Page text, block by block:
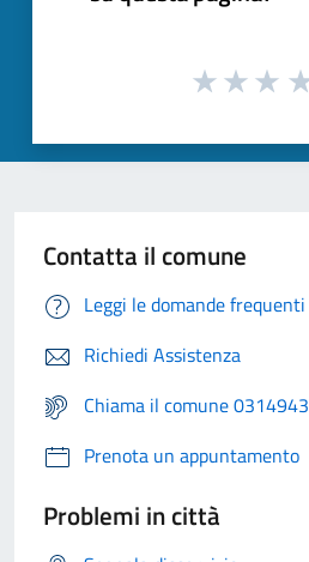
Contatta il comune
Leggi le domande frequenti
Richiedi Assistenza
Chiama il comune
Prenota un appuntamento
Problemi in città